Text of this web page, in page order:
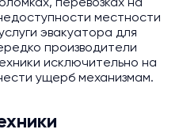
перевозках на
местности
эвакуатора для
производители
исключительно на
ущерб механизмам.